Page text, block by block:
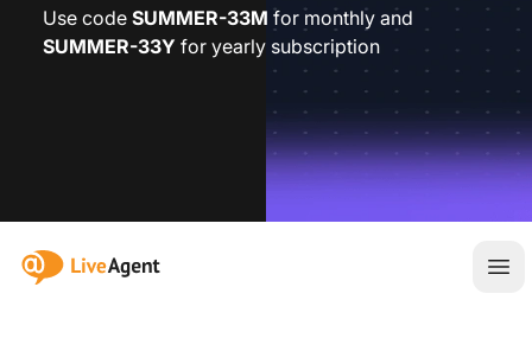
Use code SUMMER-33M for monthly and
SUMMER-33Y for yearly subscription
:site.title